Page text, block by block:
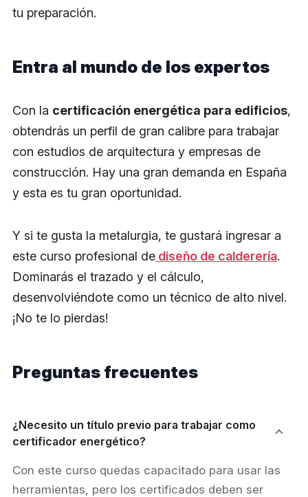
tu preparación.
Entra al mundo de los expertos
Con la certificación energética para edificios,
obtendrás un perfil de gran calibre para trabajar
con estudios de arquitectura y empresas de
construcción. Hay una gran demanda en España
y esta es tu gran oportunidad.
Y si te gusta la metalurgia, te gustará ingresar a
este curso profesional de diseño de calderería.
Dominarás el trazado y el cálculo,
desenvolviéndote como un técnico de alto nivel.
¡No te lo pierdas!
Preguntas frecuentes
¿Necesito un título previo para trabajar como
certificador energético?
Con este curso quedas capacitado para usar las
herramientas, pero los certificados deben ser